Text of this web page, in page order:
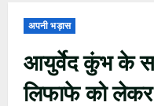
अपनी भड़ास
आयुर्वेद कुंभ के
लिफाफे को लेकर